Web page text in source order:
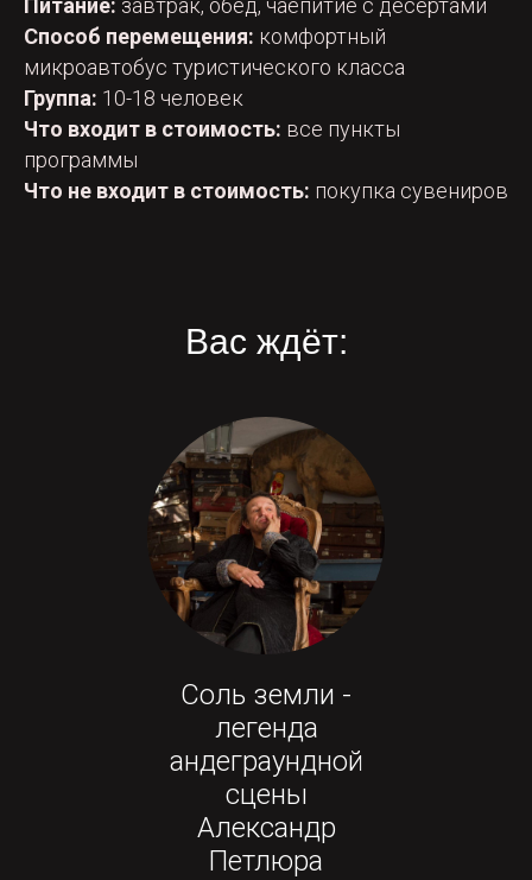
Питание: завтрак, обед, чаепитие с десертами
Способ перемещения: комфортный
микроавтобус туристического класса
Группа: 10-18 человек
Что входит в стоимость: все пункты
программы
Что не входит в стоимость: покупка сувениров
Вас ждёт:
Соль земли -
легенда
андеграундной
сцены
Александр
Петлюра